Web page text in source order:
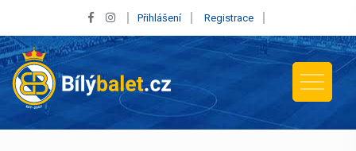
Přihlášení Registrace